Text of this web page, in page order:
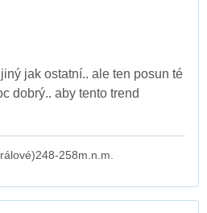
jak ostatní.. ale ten posun té
dobrý.. aby tento trend
258m.n.m.